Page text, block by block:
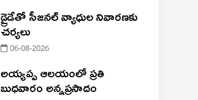
డ్రైడేతో సీజనల్ వ్యాధుల నివారణకు
చర్యలు
06-08-2026
అయ్యప్ప ఆలయంలో ప్రతి
బుధవారం అన్నప్రసాదం